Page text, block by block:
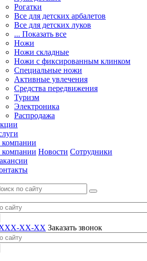
Рогатки
Все для детских арбалетов
Все для детских луков
... Показать все
Ножи
Ножи складные
Ножи с фиксированным клинком
Специальные ножи
Активные увлечения
Средства передвижения
Туризм
Электроника
Распродажа
Новости Сотрудники
XX-XX Заказать звонок